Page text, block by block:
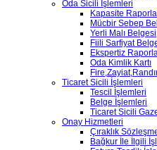
Oda Sicili İşlemleri
Kapasite
Mücbir Sebep
Yerli Malı Belgesi
Fiili Sarfiyat
Ekspertiz
Oda Kimlik Kartı
Ticaret Sicili İşlemleri
Tescil İşlemleri
Belge İşlemleri
Ticaret Sicili
Onay Hizmetleri
Çıraklık
Bağkur İle İlgili